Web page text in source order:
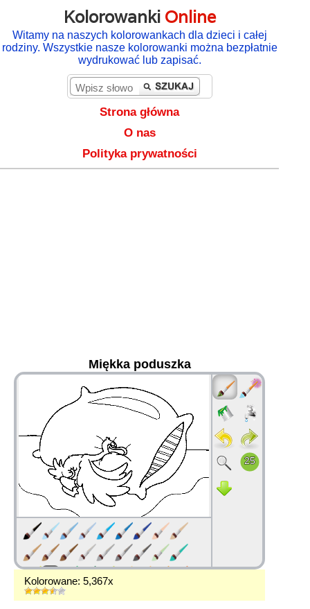
Kolorowanki Online
Witamy na naszych kolorowankach dla dzieci i całej
rodziny. Wszystkie nasze kolorowanki można bezpłatnie
wydrukować lub zapisać.
Strona główna
O nas
Polityka prywatności
Miękka poduszka
Kolorowane: 5,367x